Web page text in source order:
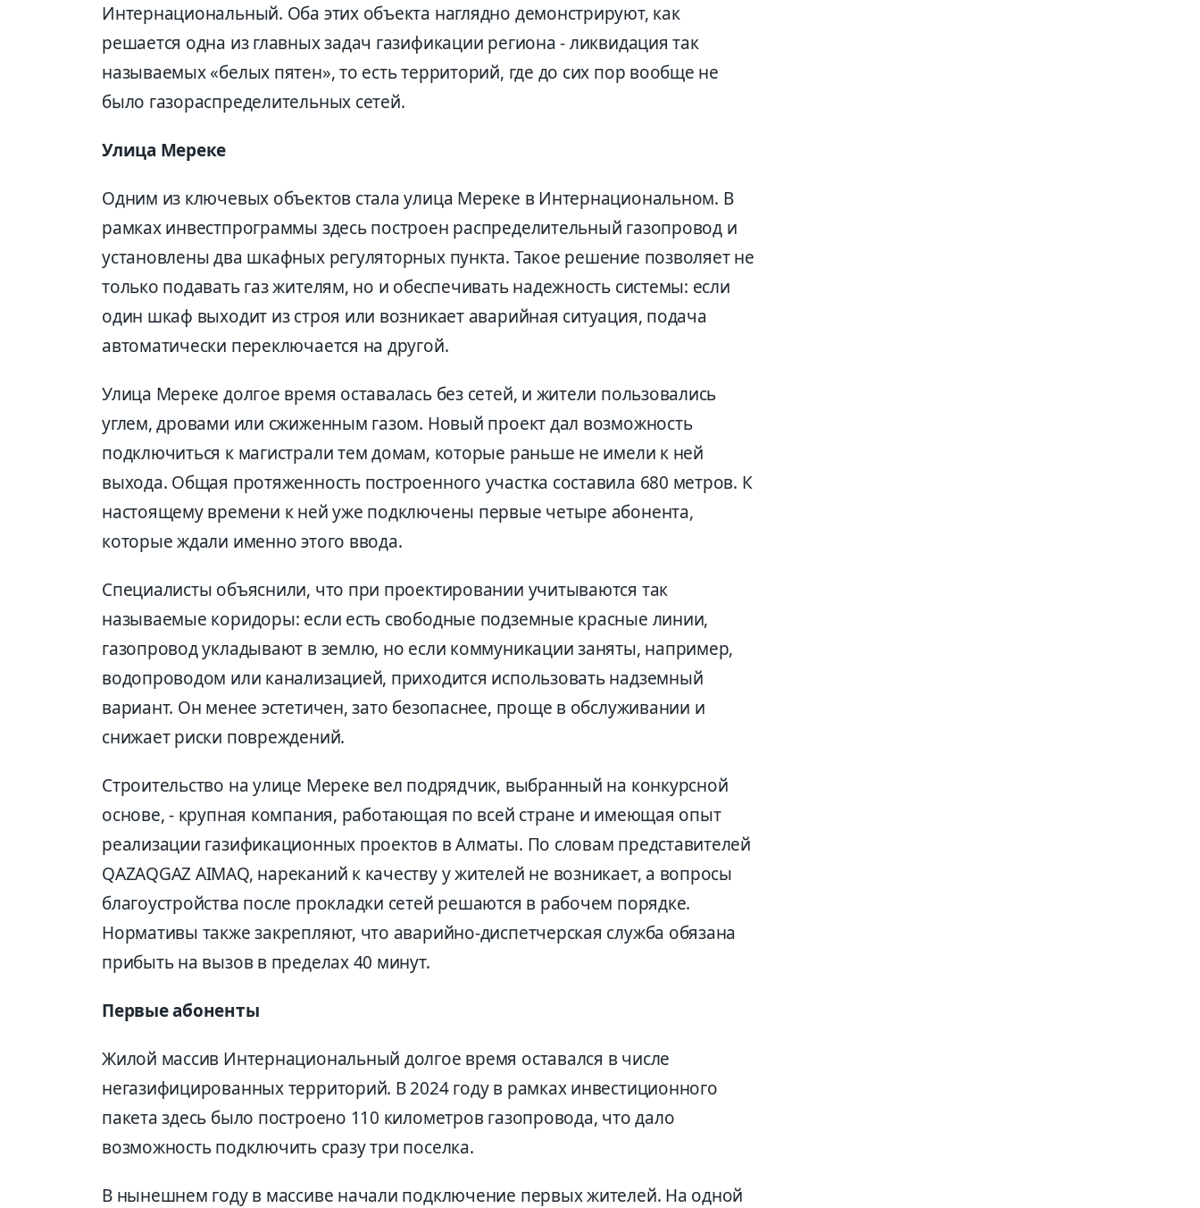
Интернациональный. Оба этих объекта наглядно демонстрируют, как
решается одна из главных задач газификации региона - ликвидация так
называемых «белых пятен», то есть территорий, где до сих пор вообще не
было газораспределительных сетей.
Улица Мереке
Одним из ключевых объектов стала улица Мереке в Интернациональном. В
рамках инвестпрограммы здесь построен распределительный газопровод и
установлены два шкафных регуляторных пункта. Такое решение позволяет не
только подавать газ жителям, но и обеспечивать надежность системы: если
один шкаф выходит из строя или возникает аварийная ситуация, подача
автоматически переключается на другой.
Улица Мереке долгое время оставалась без сетей, и жители пользовались
углем, дровами или сжиженным газом. Новый проект дал возможность
подключиться к магистрали тем домам, которые раньше не имели к ней
выхода. Общая протяженность построенного участка составила 680 метров. К
настоящему времени к ней уже подключены первые четыре абонента,
которые ждали именно этого ввода.
Специалисты объяснили, что при проектировании учитываются так
называемые коридоры: если есть свободные подземные красные линии,
газопровод укладывают в землю, но если коммуникации заняты, например,
водопроводом или канализацией, приходится использовать надземный
вариант. Он менее эстетичен, зато безопаснее, проще в обслуживании и
снижает риски повреждений.
Строительство на улице Мереке вел подрядчик, выбранный на конкурсной
основе, - крупная компания, работающая по всей стране и имеющая опыт
реализации газификационных проектов в Алматы. По словам представителей
QAZAQGAZ AIMAQ, нареканий к качеству у жителей не возникает, а вопросы
благоустройства после прокладки сетей решаются в рабочем порядке.
Нормативы также закрепляют, что аварийно-диспетчерская служба обязана
прибыть на вызов в пределах 40 минут.
Первые абоненты
Жилой массив Интернациональный долгое время оставался в числе
негазифицированных территорий. В 2024 году в рамках инвестиционного
пакета здесь было построено 110 километров газопровода, что дало
возможность подключить сразу три поселка.
В нынешнем году в массиве начали подключение первых жителей. На одной